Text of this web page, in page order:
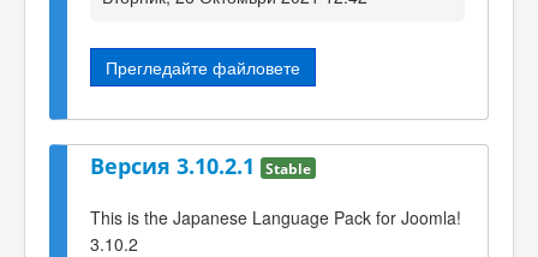
Прегледайте файловете
Версия 3.10.2.1 Stable
This is the Japanese Language Pack for Joomla!
3.10.2